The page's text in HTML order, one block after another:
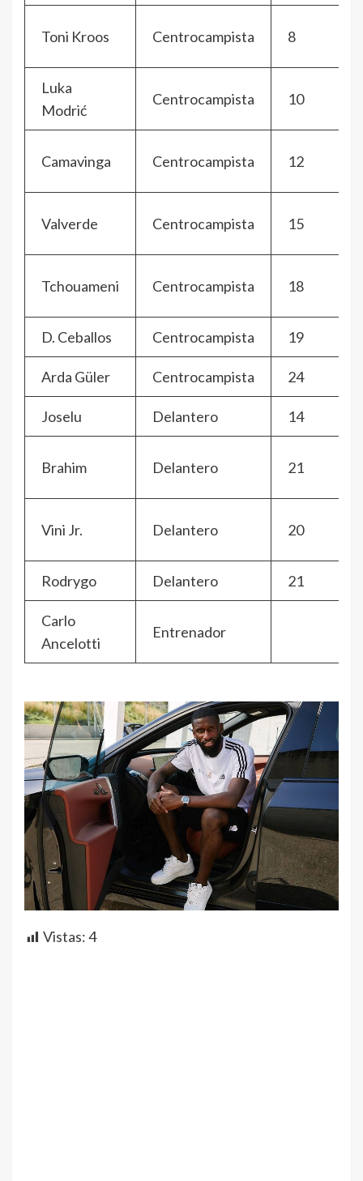
Toni Kroos Centrocampista 8
Luka
Modrić
Centrocampista 10
Camavinga Centrocampista 12
Valverde Centrocampista 15
Tchouameni Centrocampista 18
D. Ceballos Centrocampista 19
Arda Güler Centrocampista 24
Joselu Delantero 14
Brahim Delantero 21
Vini Jr. Delantero 20
Rodrygo Delantero 21
Carlo
Ancelotti
Entrenador
Vistas:4